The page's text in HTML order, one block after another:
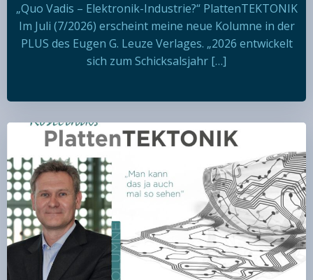
„Quo Vadis – Elektronik-Industrie?“ PlattenTEKTONIK
Im Juli (7/2026) erscheint meine neue Kolumne in der
PLUS des Eugen G. Leuze Verlages. „2026 entwickelt
sich zum Schicksalsjahr […]